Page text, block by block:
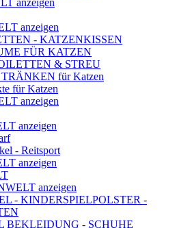
anzeigen
anzeigen
- KATZENKISSEN
FÜR KATZEN
& STREU
für Katzen
für Katzen
anzeigen
anzeigen
- Reitsport
anzeigen
anzeigen
- KINDERSPIELPOLSTER -
BEKLEIDUNG - SCHUHE